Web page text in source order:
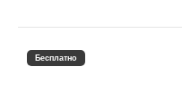
Бесплатно